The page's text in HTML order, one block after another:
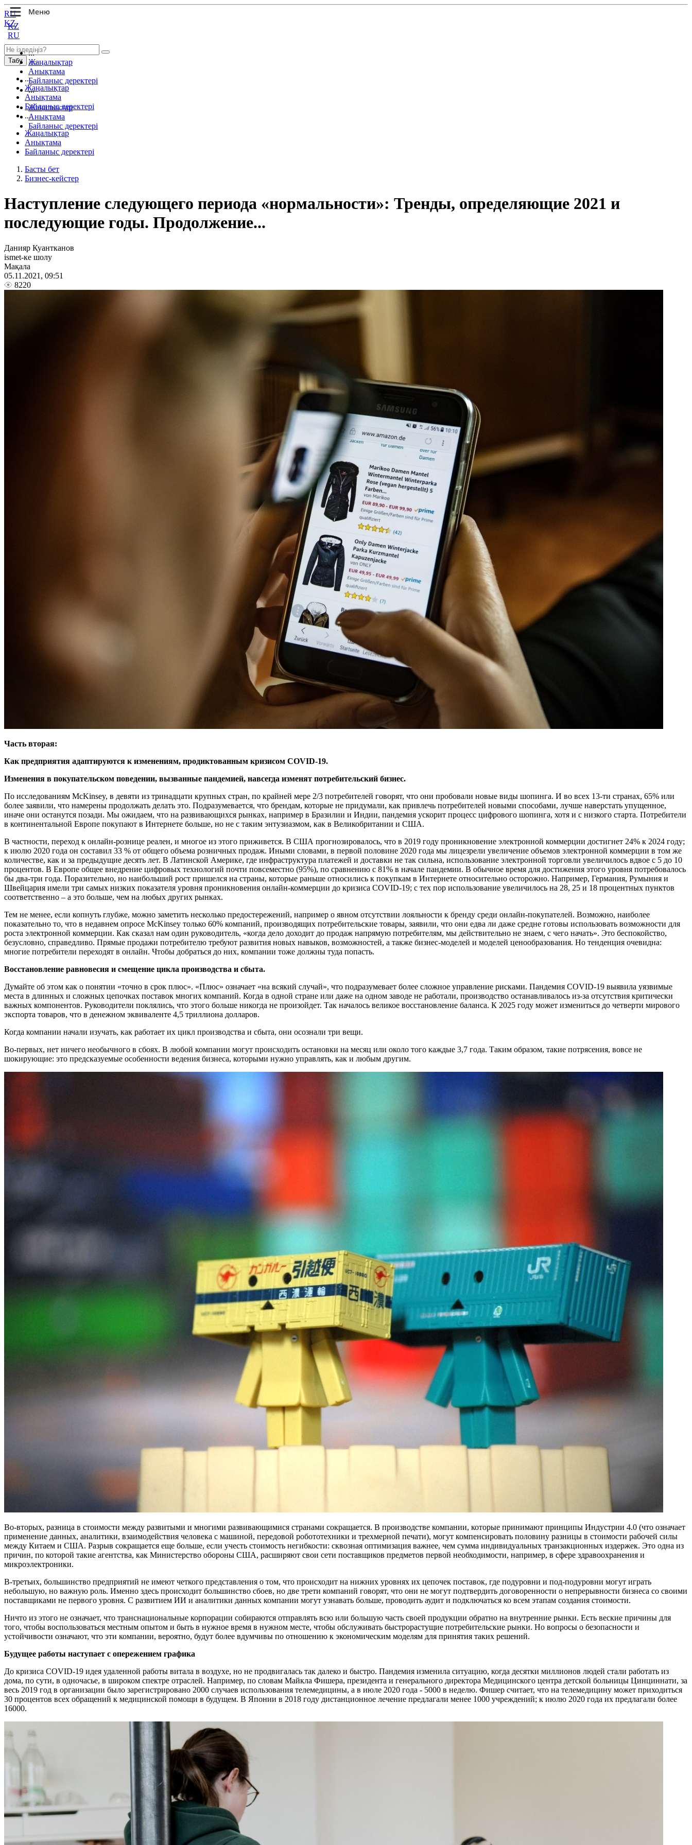
KZ
RU
...
Жаңалықтар
Анықтама
Байланыс деректері
...
Жаңалықтар
Анықтама
Байланыс деректері
RU
KZ
Табу
...
Жаңалықтар
Анықтама
Байланыс деректері
...
Жаңалықтар
Анықтама
Байланыс деректері
Басты бет
Бизнес-кейстер
Наступление следующего периода «нормальности»: Тренды, определяющие 2021 и
последующие годы. Продолжение...
Данияр Куантканов
ismet-ке шолу
Мақала
05.11.2021, 09:51
8220
Часть вторая:
Как предприятия адаптируются к изменениям, продиктованным кризисом COVID-19.
Изменения в покупательском поведении, вызванные пандемией, навсегда изменят потребительский бизнес.
По исследованиям McKinsey, в девяти из тринадцати крупных стран, по крайней мере 2/3 потребителей говорят, что они пробовали новые виды шопинга. И во всех 13-ти странах, 65% или
более заявили, что намерены продолжать делать это. Подразумевается, что брендам, которые не придумали, как привлечь потребителей новыми способами, лучше наверстать упущенное,
иначе они останутся позади. Мы ожидаем, что на развивающихся рынках, например в Бразилии и Индии, пандемия ускорит процесс цифрового шопинга, хотя и с низкого старта. Потребители
в континентальной Европе покупают в Интернете больше, но не с таким энтузиазмом, как в Великобритании и США.
В частности, переход к онлайн-рознице реален, и многое из этого приживется. В США прогнозировалось, что в 2019 году проникновение электронной коммерции достигнет 24% к 2024 году;
к июлю 2020 года он составил 33 % от общего объема розничных продаж. Иными словами, в первой половине 2020 года мы лицезрели увеличение объемов электронной коммерции в том же
количестве, как и за предыдущие десять лет. В Латинской Америке, где инфраструктура платежей и доставки не так сильна, использование электронной торговли увеличилось вдвое с 5 до 10
процентов. В Европе общее внедрение цифровых технологий почти повсеместно (95%), по сравнению с 81% в начале пандемии. В обычное время для достижения этого уровня потребовалось
бы два-три года. Поразительно, но наибольший рост пришелся на страны, которые раньше относились к покупкам в Интернете относительно осторожно. Например, Германия, Румыния и
Швейцария имели три самых низких показателя уровня проникновения онлайн-коммерции до кризиса COVID-19; с тех пор использование увеличилось на 28, 25 и 18 процентных пунктов
соответственно – а это больше, чем на любых других рынках.
Тем не менее, если копнуть глубже, можно заметить несколько предостережений, например о явном отсутствии лояльности к бренду среди онлайн-покупателей. Возможно, наиболее
показательно то, что в недавнем опросе McKinsey только 60% компаний, производящих потребительские товары, заявили, что они едва ли даже средне готовы использовать возможности для
роста электронной коммерции. Как сказал нам один руководитель, «когда дело доходит до продаж напрямую потребителям, мы действительно не знаем, с чего начать». Это беспокойство,
безусловно, справедливо. Прямые продажи потребителю требуют развития новых навыков, возможностей, а также бизнес-моделей и моделей ценообразования. Но тенденция очевидна:
многие потребители переходят в онлайн. Чтобы добраться до них, компании тоже должны туда попасть.
Восстановление равновесия и смещение цикла производства и сбыта.
Думайте об этом как о понятии «точно в срок плюс». «Плюс» означает «на всякий случай», что подразумевает более сложное управление рисками. Пандемия COVID-19 выявила уязвимые
места в длинных и сложных цепочках поставок многих компаний. Когда в одной стране или даже на одном заводе не работали, производство останавливалось из-за отсутствия критически
важных компонентов. Руководители поклялись, что этого больше никогда не произойдет. Так началось великое восстановление баланса. К 2025 году может измениться до четверти мирового
экспорта товаров, что в денежном эквиваленте 4,5 триллиона долларов.
Когда компании начали изучать, как работает их цикл производства и сбыта, они осознали три вещи.
Во-первых, нет ничего необычного в сбоях. В любой компании могут происходить остановки на месяц или около того каждые 3,7 года. Таким образом, такие потрясения, вовсе не
шокирующие: это предсказуемые особенности ведения бизнеса, которыми нужно управлять, как и любым другим.
Во-вторых, разница в стоимости между развитыми и многими развивающимися странами сокращается. В производстве компании, которые принимают принципы Индустрии 4.0 (что означает
применение данных, аналитики, взаимодействия человека с машиной, передовой робототехники и трехмерной печати), могут компенсировать половину разницы в стоимости рабочей силы
между Китаем и США. Разрыв сокращается еще больше, если учесть стоимость негибкости: сквозная оптимизация важнее, чем сумма индивидуальных транзакционных издержек. Это одна из
причин, по которой такие агентства, как Министерство обороны США, расширяют свои сети поставщиков предметов первой необходимости, например, в сфере здравоохранения и
микроэлектроники.
В-третьих, большинство предприятий не имеют четкого представления о том, что происходит на нижних уровнях их цепочек поставок, где подуровни и под-подуровни могут играть
небольшую, но важную роль. Именно здесь происходит большинство сбоев, но две трети компаний говорят, что они не могут подтвердить договоренности о непрерывности бизнеса со своими
поставщиками не первого уровня. С развитием ИИ и аналитики данных компании могут узнавать больше, проводить аудит и подключаться ко всем этапам создания стоимости.
Ничто из этого не означает, что транснациональные корпорации собираются отправлять всю или большую часть своей продукции обратно на внутренние рынки. Есть веские причины для
того, чтобы воспользоваться местным опытом и быть в нужное время в нужном месте, чтобы обслуживать быстрорастущие потребительские рынки. Но вопросы о безопасности и
устойчивости означают, что эти компании, вероятно, будут более вдумчивы по отношению к экономическим моделям для принятия таких решений.
Будущее работы наступает с опережением графика
До кризиса COVID-19 идея удаленной работы витала в воздухе, но не продвигалась так далеко и быстро. Пандемия изменила ситуацию, когда десятки миллионов людей стали работать из
дома, по сути, в одночасье, в широком спектре отраслей. Например, по словам Майкла Фишера, президента и генерального директора Медицинского центра детской больницы Цинциннати, за
весь 2019 год в организации было зарегистрировано 2000 случаев использования телемедицины, а в июле 2020 года - 5000 в неделю. Фишер считает, что на телемедицину может приходиться
30 процентов всех обращений к медицинской помощи в будущем. В Японии в 2018 году дистанционное лечение предлагали менее 1000 учреждений; к июлю 2020 года их предлагали более
16000.